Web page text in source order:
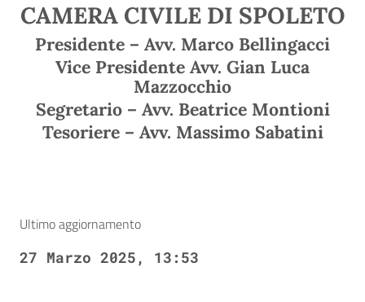
CAMERA CIVILE DI SPOLETO
Presidente – Avv. Marco Bellingacci
Vice Presidente Avv. Gian Luca
Mazzocchio
Segretario – Avv. Beatrice Montioni
Tesoriere – Avv. Massimo Sabatini
Ultimo aggiornamento
27 Marzo 2025, 13:53